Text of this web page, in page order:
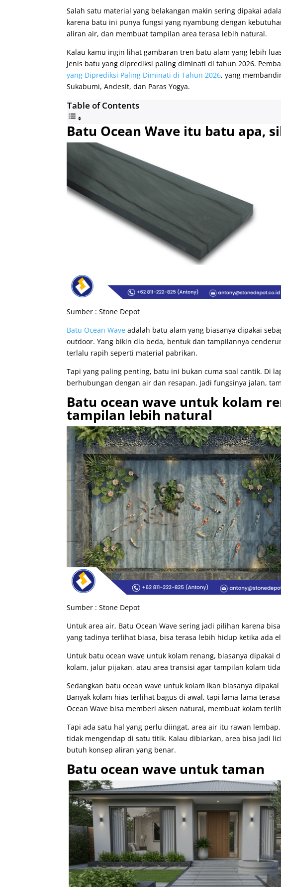
Salah satu material yang belakangan makin sering dipakai
karena batu ini punya fungsi yang nyambung dengan
aliran air, dan membuat tampilan area terasa lebih natural.
Kalau kamu ingin lihat gambaran tren batu alam yang lebih
jenis batu yang diprediksi paling diminati di tahun 2026.
yang Diprediksi Paling Diminati di Tahun 2026, yang
Sukabumi, Andesit, dan Paras Yogya.
Table of Contents
Batu Ocean Wave itu batu apa,
Sumber : Stone Depot
Batu Ocean Wave adalah batu alam yang biasanya dipakai
outdoor. Yang bikin dia beda, bentuk dan tampilannya
terlalu rapih seperti material pabrikan.
Tapi yang paling penting, batu ini bukan cuma soal cantik. Di
berhubungan dengan air dan resapan. Jadi fungsinya jalan,
Batu ocean wave untuk kolam
tampilan lebih natural
Sumber : Stone Depot
Untuk area air, Batu Ocean Wave sering jadi pilihan karena
yang tadinya terlihat biasa, bisa terasa lebih hidup ketika ada
Untuk batu ocean wave untuk kolam renang, biasanya
kolam, jalur pijakan, atau area transisi agar tampilan kolam
Sedangkan batu ocean wave untuk kolam ikan biasanya
Banyak kolam hias terlihat bagus di awal, tapi lama-lama
Ocean Wave bisa memberi aksen natural, membuat kolam
Tapi ada satu hal yang perlu diingat, area air itu rawan
tidak mengendap di satu titik. Kalau dibiarkan, area bisa jadi
butuh konsep aliran yang benar.
Batu ocean wave untuk taman